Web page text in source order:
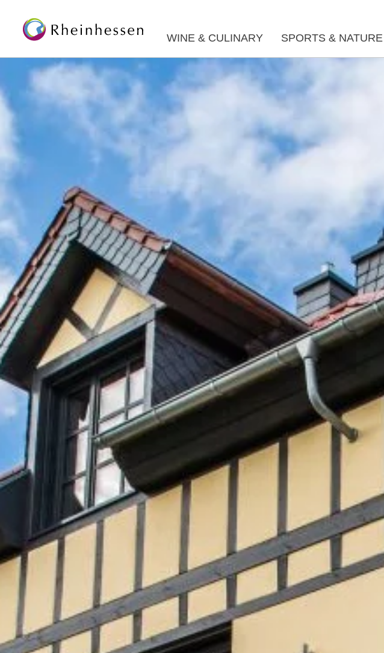
WINE & CULINARY SPORTS & NATURE